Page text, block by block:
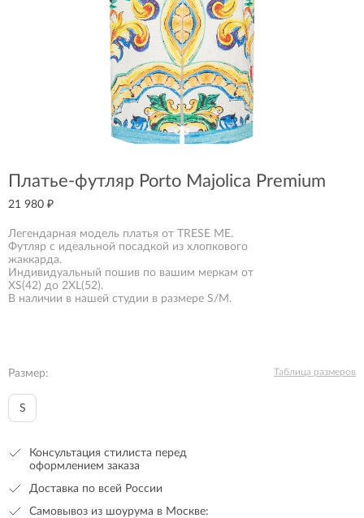
Платье-футляр Porto Majolica Premium
21 980 ₽
Легендарная модель платья от TRESE ME.
Футляр с идеальной посадкой из хлопкового
жаккарда.
Индивидуальный пошив по вашим меркам от
XS(42) до 2XL(52).
В наличии в нашей студии в размере S/M.
Размер: Таблица размеров
S
Консультация стилиста перед
оформлением заказа
Доставка по всей России
Самовывоз из шоурума в Москве: